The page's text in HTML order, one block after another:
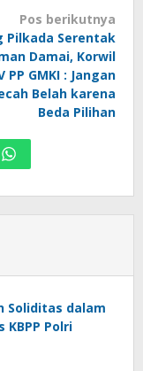
Pos berikutnya
Pilkada Serentak
Damai, Korwil
PP GMKI : Jangan
Belah karena
Beda Pilihan
Soliditas dalam
Polri